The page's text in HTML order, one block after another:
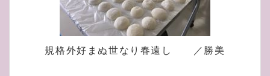
規格外好まぬ世なり春遠し ／勝美